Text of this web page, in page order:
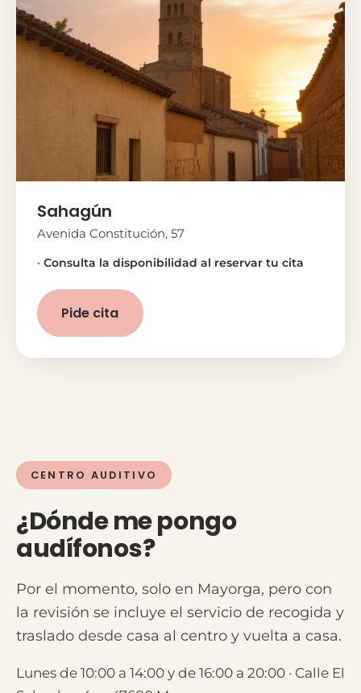
Sahagún
Avenida Constitución, 57
Consulta la disponibilidad al reservar tu cita
Pide cita
CENTRO AUDITIVO
¿Dónde me pongo
audífonos?
Por el momento, solo en Mayorga, pero con
la revisión se incluye el servicio de recogida y
traslado desde casa al centro y vuelta a casa.
Lunes de 10:00 a 14:00 y de 16:00 a 20:00 · Calle El